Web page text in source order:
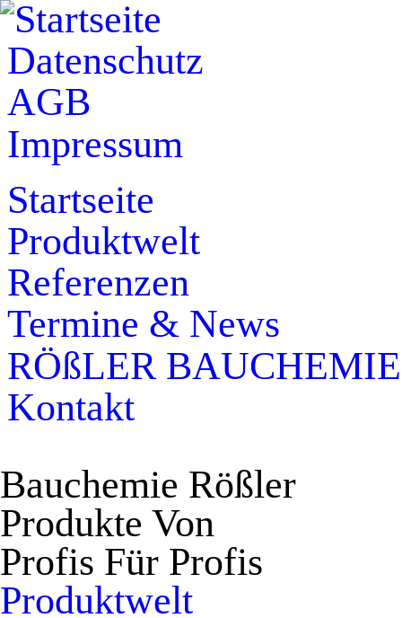
Direkt zum Inhalt
Datenschutz
AGB
Impressum
Startseite
Produktwelt
Referenzen
Termine & News
RÖßLER BAUCHEMIE
Kontakt
Bauchemie Rößler
Produkte Von
Profis Für Profis
Produktwelt